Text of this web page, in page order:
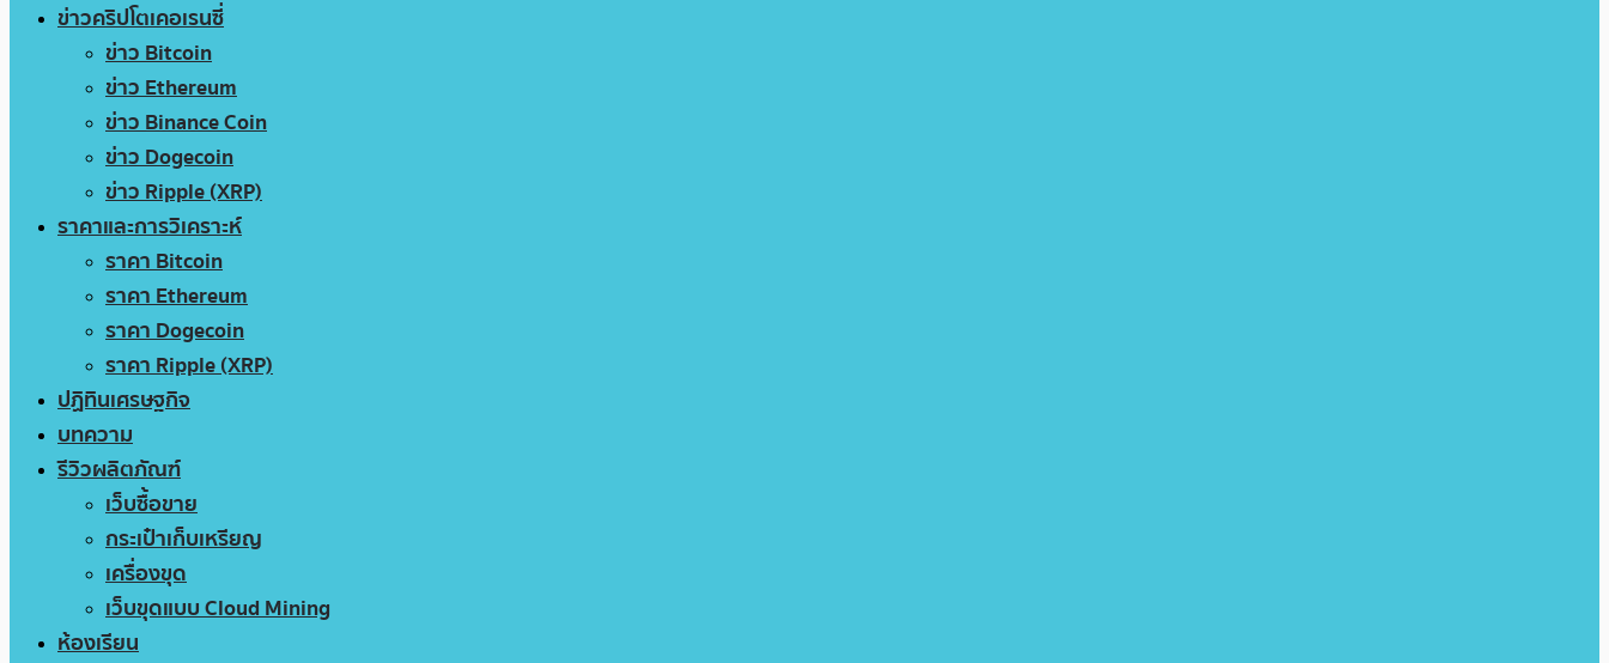
ข่าวคริปโตเคอเรนซี่
ข่าว Bitcoin
ข่าว Ethereum
ข่าว Binance Coin
ข่าว Dogecoin
ข่าว Ripple (XRP)
ราคาและการวิเคราะห์
ราคา Bitcoin
ราคา Ethereum
ราคา Dogecoin
ราคา Ripple (XRP)
ปฏิทินเศรษฐกิจ
บทความ
รีวิวผลิตภัณฑ์
เว็บซื้อขาย
กระเป๋าเก็บเหรียญ
เครื่องขุด
เว็บขุดแบบ Cloud Mining
ห้องเรียน